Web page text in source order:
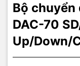
Bộ
DAC-70
Up/Down/